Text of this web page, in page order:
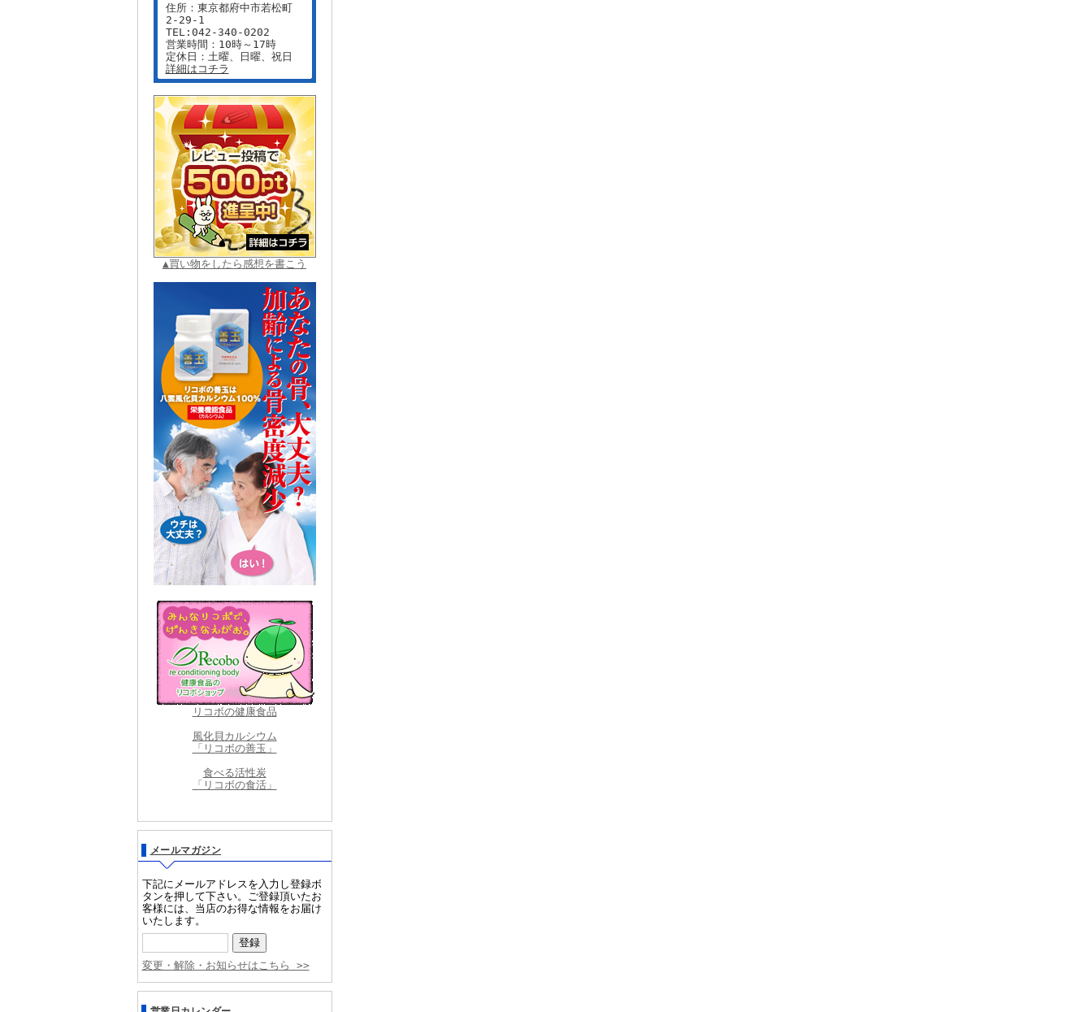
住所：東京都府中市若松町
2-29-1
TEL:042-340-0202
営業時間：10時～17時
定休日：土曜、日曜、祝日
詳細はコチラ
▲買い物をしたら感想を書こう
リコボの健康食品
風化貝カルシウム
「リコボの善玉」
食べる活性炭
「リコボの食活」
メールマガジン
下記にメールアドレスを入力し登録ボ
タンを押して下さい。ご登録頂いたお
客様には、当店のお得な情報をお届け
いたします。
変更・解除・お知らせはこちら >>